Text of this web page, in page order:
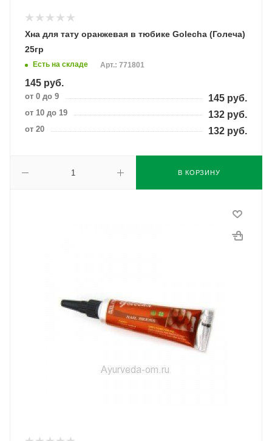
Хна для тату оранжевая в тюбике Golecha (Голеча)
25гр
Есть на складе Арт.: 771801
145 руб.
от 0 до 9 145 руб.
от 10 до 19 132 руб.
от 20 132 руб.
В КОРЗИНУ